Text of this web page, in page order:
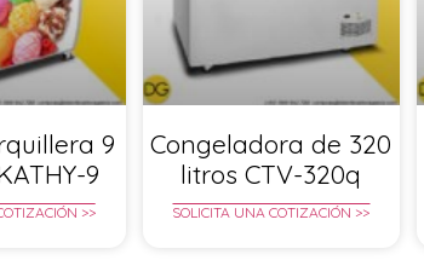
9
9
>>
Congeladora de 320
litros CTV-320q
SOLICITA UNA COTIZACIÓN >>